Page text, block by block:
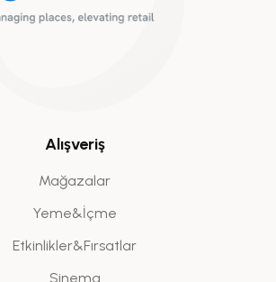
Alışveriş
Mağazalar
Yeme&İçme
Etkinlikler&Fırsatlar
Sinema